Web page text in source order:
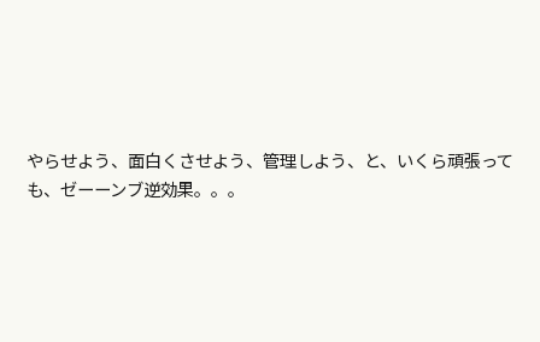
やらせよう、面白くさせよう、管理しよう、と、いくら頑張って
も、ゼーーンブ逆効果。。。